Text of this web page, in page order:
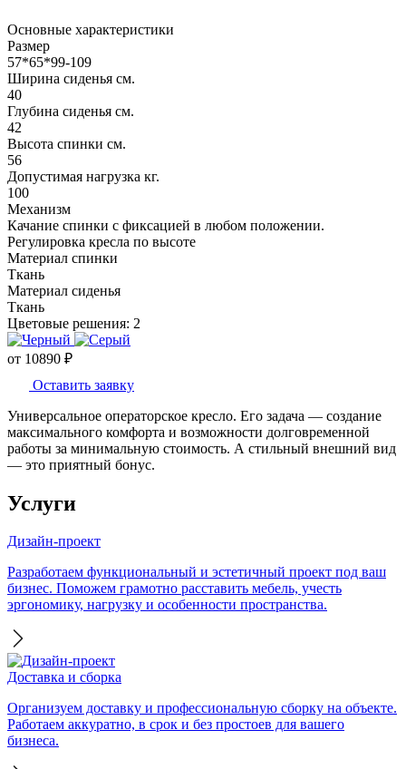
Основные характеристики
Размер
57*65*99-109
Ширина сиденья см.
40
Глубина сиденья см.
42
Высота спинки см.
56
Допустимая нагрузка кг.
100
Механизм
Качание спинки с фиксацией в любом положении.
Регулировка кресла по высоте
Материал спинки
Ткань
Материал сиденья
Ткань
Цветовые решения: 2
от 10890 ₽
Оставить заявку
Универсальное операторское кресло. Его задача — создание
максимального комфорта и возможности долговременной
работы за минимальную стоимость. А стильный внешний вид
— это приятный бонус.
Услуги
Дизайн-проект
Разработаем функциональный и эстетичный проект под ваш
бизнес. Поможем грамотно расставить мебель, учесть
эргономику, нагрузку и особенности пространства.
Доставка и сборка
Организуем доставку и профессиональную сборку на объекте.
Работаем аккуратно, в срок и без простоев для вашего
бизнеса.